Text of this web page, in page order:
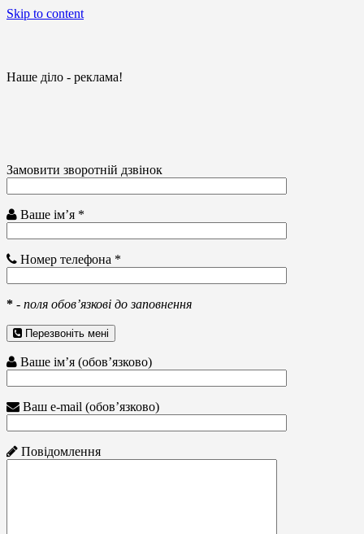
Skip to content
Наше діло - реклама!
Замовити зворотній дзвінок
Ваше ім’я *
Номер телефона *
* - поля обов’язкові до заповнення
Перезвоніть мені
Ваше ім’я (обов’язково)
Ваш e-mail (обов’язково)
Повідомлення